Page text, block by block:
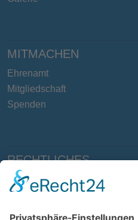
MITMACHEN
Ehrenamt
Mitgliedschaft
Spenden
RECHTLICHES
Impressum
Haftungsausschluss